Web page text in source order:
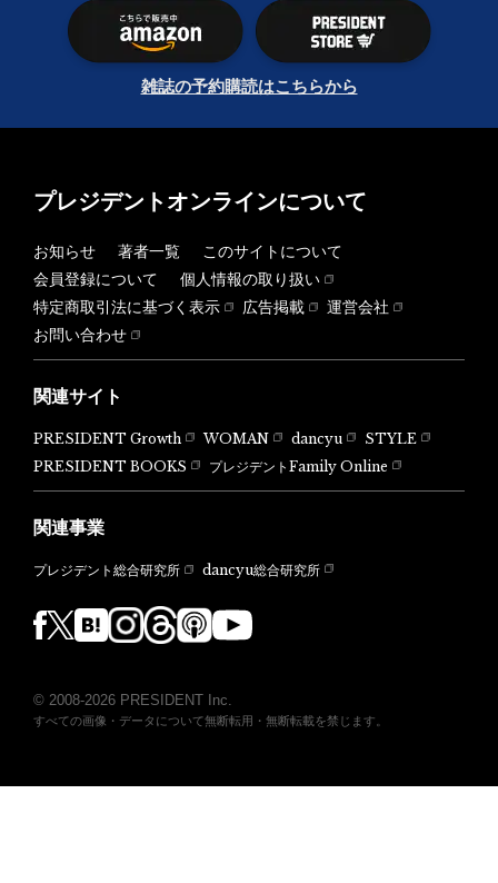
雑誌の予約購読はこちらから
プレジデントオンラインについて
お知らせ 著者一覧
このサイトについて
会員登録について
個人情報の取り扱い
特定商取引法に基づく表示
広告掲載
運営会社
お問い合わせ
関連サイト
PRESIDENT Growth WOMAN dancyu
STYLE
PRESIDENT BOOKS
プレジデントFamily Online
関連事業
プレジデント総合研究所 dancyu総合研究所
© 2008-2026 PRESIDENT Inc.
すべての画像・データについて無断転用・無断転載を禁じます。